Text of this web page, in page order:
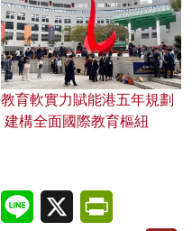
教育軟實力賦能港五年規劃
建構全面國際教育樞紐
LinkedInLine X